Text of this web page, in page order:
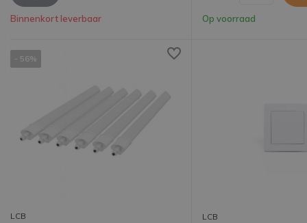
Binnenkort leverbaar Op voorraad
- 56%
LCB LCB